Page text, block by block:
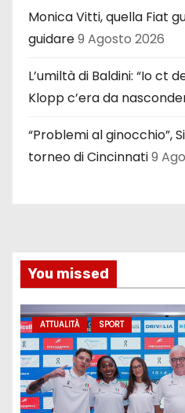
Monica Vitti, quella Fiat
guidare9 Agosto 2026
L’umiltà di Baldini: “Io ct
Klopp c’era da
“Problemi al ginocchio”,
torneo di Cincinnati9
You missed
ATTUALITÀ SPORT